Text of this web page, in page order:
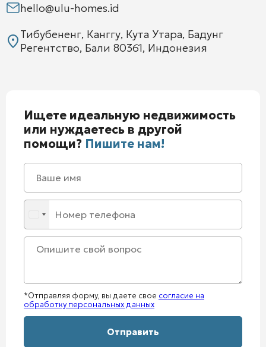
hello@ulu-homes.id
Тибубененг, Канггу, Кута Утара, Бадунг
Регентство, Бали 80361, Индонезия
Ищете идеальную недвижимость
или нуждаетесь в другой
помощи? Пишите нам!
*Отправляя форму, вы даете свое согласие на
обработку персональных данных